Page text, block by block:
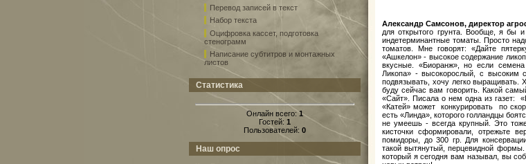
Перевод записей в текст
Набор текста
Оцифровка кассет, подготовка
стенограмм
Написание субтитров и монтажных
листов
Статистика
Онлайн всего:1
Гостей: 1
Пользователей: 0
Наш опрос
Александр Самсонов, директор
для открытого грунта. Вообще, я бы
индетерминантные томаты. Просто
томатов. Мне говорят: «Дайте
«Ашкелон» - высокое содержание
вкусные. «Биоранж», но если
Ликопа» - высокорослый, с высоким
подвязывать, хочу легко выращивать.
буду сейчас вам говорить. Какой
«Сайт». Писала о нем одна из газет:
«Катей» может конкурировать по
есть «Линда», которого голландцы
не умеешь - всегда крупный. Это
кисточки сформировали, отрежьте
помидоры, до 300 гр. Для
такой вытянутый, перцевидной формы.
который я сегодня вам называл, вы